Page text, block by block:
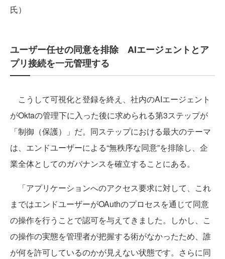
氏）
ユーザー任せの同意を排除 AIエージェントとア
プリ接続を一元管理する
こうして可視化と登録を終え、社内のAIエージェント
がOktaの管理下に入った後に求められる第3ステップが
「制御（保護）」だ。同ステップにおける最大のテーマ
は、エンドユーザーによる“無秩序な同意”を排除し、企
業全体としてのガバナンスを確立することにある。
「アプリケーションへのアクセス要求に対して、これ
まではエンドユーザーがOAuthのプロセスを通じて同意
の操作を行うことで認可を与えてきました。しかし、こ
の操作の実態を管理者が把握する術がなかったため、誰
が何を許可しているのかが見えない状態です。さらに同